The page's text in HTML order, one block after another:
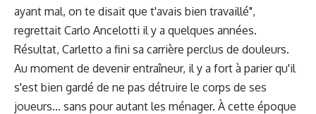
ayant mal, on te disait que t'avais bien travaillé",
regrettait Carlo Ancelotti il y a quelques années.
Résultat, Carletto a fini sa carrière perclus de douleurs.
Au moment de devenir entraîneur, il y a fort à parier qu'il
s'est bien gardé de ne pas détruire le corps de ses
joueurs... sans pour autant les ménager. À cette époque